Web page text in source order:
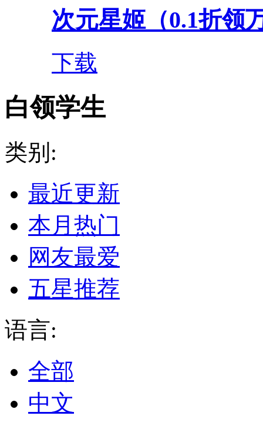
次元星姬（0.1折领
下载
白领学生
类别:
最近更新
本月热门
网友最爱
五星推荐
语言:
全部
中文